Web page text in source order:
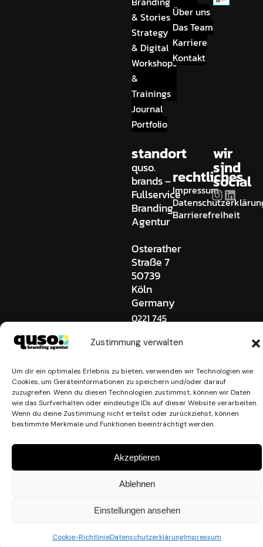
Zustimmung verwalten
Um dir ein optimales Erlebnis zu bieten, verwenden wir Technologien wie
Cookies, um Geräteinformationen zu speichern und/oder darauf
zuzugreifen. Wenn du diesen Technologien zustimmst, können wir Daten
wie das Surfverhalten oder eindeutige IDs auf dieser Website verarbeiten.
Wenn du deine Zustimmung nicht erteilst oder zurückziehst, können
bestimmte Merkmale und Funktionen beeinträchtigt werden.
Akzeptieren
Ablehnen
Einstellungen ansehen
Cookie-RichtlinieDatenschutzerklärungImpressum
& Stories
Strategy
& Digital
Workshops
&
Trainings
Journal
Portfolio
Über uns
Das Team
Karriere
Kontakt
standort
quso.
brands –
Fullservice
Branding
Agentur
Osterather
Straße 7
50739
Köln
Germany
0221 745
hallo@quso-
rechtliches
Impressum
Barrierefreiheit
wir
sind
social
© 2021 – 2026 quso. brands